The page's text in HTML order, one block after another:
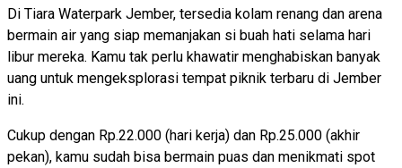
Di Tiara Waterpark Jember, tersedia kolam renang dan arena
bermain air yang siap memanjakan si buah hati selama hari
libur mereka. Kamu tak perlu khawatir menghabiskan banyak
uang untuk mengeksplorasi tempat piknik terbaru di Jember
ini.
Cukup dengan Rp.22.000 (hari kerja) dan Rp.25.000 (akhir
pekan), kamu sudah bisa bermain puas dan menikmati spot